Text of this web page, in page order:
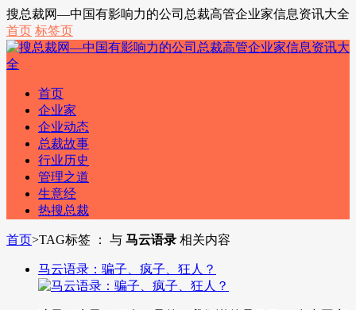
搜总裁网—中国有影响力的公司总裁高管企业家信息资讯大全
首页 标签页
首页
企业家
企业动态
总裁故事
行业历史
管理之道
生意经
热搜总裁
首页>TAG标签 ： 与 马云语录 相关内容
马云语录：骗子、疯子、狂人？